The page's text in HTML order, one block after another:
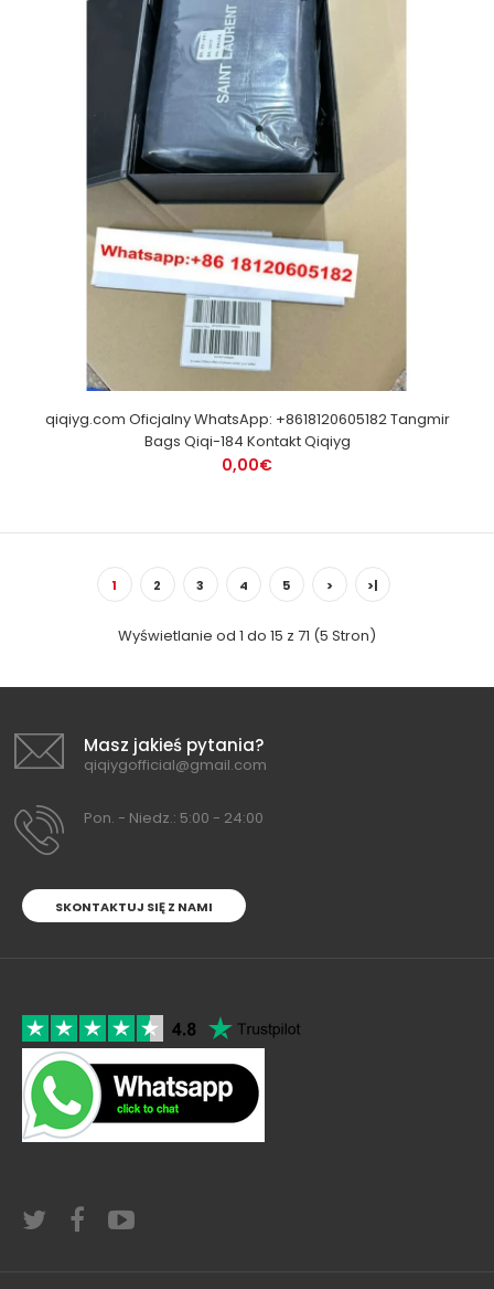
qiqiyg.com Oficjalny WhatsApp: +8618120605182 Tangmir
Bags Qiqi-184 Kontakt Qiqiyg
0,00€
1 2 3 4 5 > >|
Wyświetlanie od 1 do 15 z 71 (5 Stron)
Masz jakieś pytania?
qiqiygofficial@gmail.com
Pon. - Niedz.: 5:00 - 24:00
SKONTAKTUJ SIĘ Z NAMI